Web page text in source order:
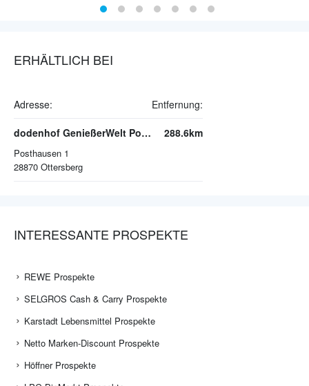
ERHÄLTLICH BEI
Adresse: Entfernung:
dodenhof GenießerWelt Posthausen
Posthausen 1
28870 Ottersberg
288.6km
INTERESSANTE PROSPEKTE
REWE Prospekte
SELGROS Cash & Carry Prospekte
Karstadt Lebensmittel Prospekte
Netto Marken-Discount Prospekte
Höffner Prospekte